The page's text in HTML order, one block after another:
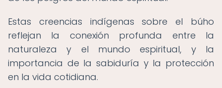
Estas creencias indígenas sobre el búho
reflejan la conexión profunda entre la
naturaleza y el mundo espiritual, y la
importancia de la sabiduría y la protección
en la vida cotidiana.